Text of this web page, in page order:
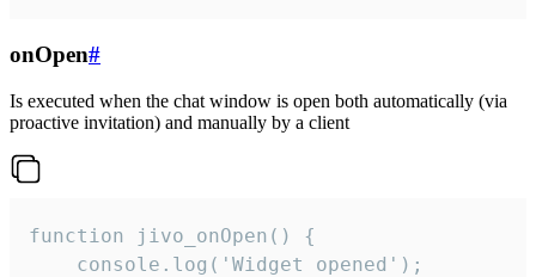
onOpen#
Is executed when the chat window is open both automatically (via
proactive invitation) and manually by a client
function jivo_onOpen() {
    console.log('Widget opened');